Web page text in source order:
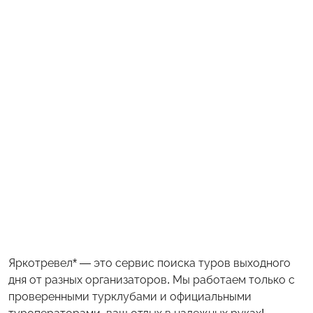
Яркотревел* — это сервис поиска туров выходного
дня от разных организаторов. Мы работаем только с
проверенными турклубами и официальными